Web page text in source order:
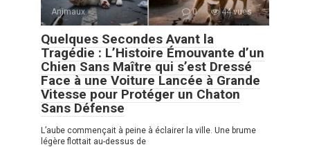
Animaux 0 44 vues
Quelques Secondes Avant la
Tragédie : L’Histoire Émouvante d’un
Chien Sans Maître qui s’est Dressé
Face à une Voiture Lancée à Grande
Vitesse pour Protéger un Chaton
Sans Défense
L’aube commençait à peine à éclairer la ville. Une brume
légère flottait au-dessus de